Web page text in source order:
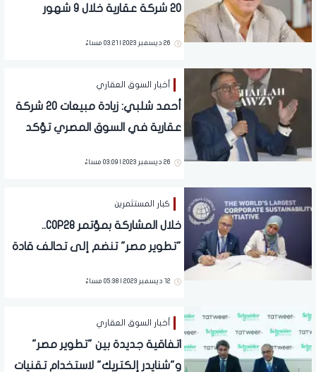
20 شركة عقارية خلال 9 شهور
26 ديسمبر 2023 | 03:21 مساءً
أخبار السوق العقاري
أحمد شلبي: زيادة مبيعات 20 شركة
عقارية في السوق المصري تؤكد
26 ديسمبر 2023 | 03:09 مساءً
كبار المستثمرين
خلال المشاركة بمؤتمر COP28..
"تطوير مصر" تنضم إلى تحالف قادة
12 ديسمبر 2023 | 05:38 مساءً
أخبار السوق العقاري
اتفاقية جديدة بين "تطوير مصر"
و"شنايدر إلكتريك" لاستخدام تقنيات